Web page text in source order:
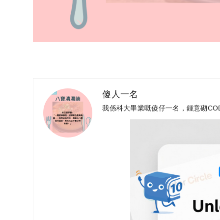
傻人一名
我係科大畢業嘅傻仔一名，鍾意砌